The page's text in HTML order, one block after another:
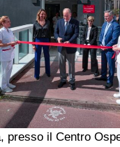
presso il Centro